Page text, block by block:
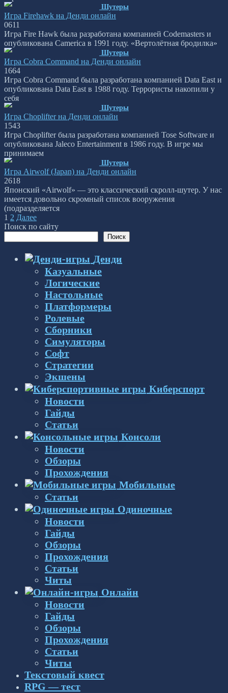
Шутеры
Игра Firehawk на Денди онлайн
0611
Игра Fire Hawk была разработана компанией Codemasters и
опубликована Camerica в 1991 году. «Вертолётная бродилка»
Шутеры
Игра Cobra Command на Денди онлайн
1664
Игра Cobra Command была разработана компанией Data East и
опубликована Data East в 1988 году. Террористы накопили у
себя
Шутеры
Игра Choplifter на Денди онлайн
1 543
Игра Choplifter была разработана компанией Tose Software и
опубликована Jaleco Entertainment в 1986 году. В игре мы
принимаем
Шутеры
Игра Airwolf (Japan) на Денди онлайн
2618
Японский «Airwolf» — это классический скролл-шутер. У нас
имеется довольно скромный список вооружения
(подразделяется
Пагинация
записей
1 2 Далее
Поиск по сайту
Поиск
Денди
Казуальные
Логические
Настольные
Платформеры
Ролевые
Сборники
Симуляторы
Софт
Стратегии
Экшены
Киберспорт
Новости
Гайды
Статьи
Консоли
Новости
Обзоры
Прохождения
Мобильные
Статьи
Одиночные
Новости
Гайды
Обзоры
Прохождения
Статьи
Читы
Онлайн
Новости
Гайды
Обзоры
Прохождения
Статьи
Читы
Текстовый квест
RPG — тест